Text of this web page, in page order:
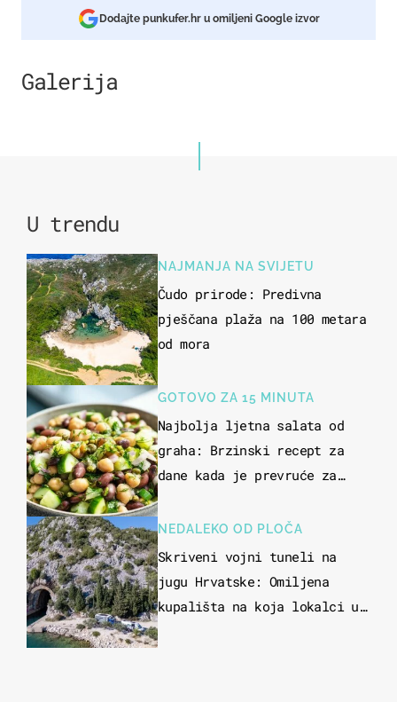
Dodajte punkufer.hr u omiljeni Google izvor
Galerija
U trendu
NAJMANJA NA SVIJETU
Čudo prirode: Predivna
pješčana plaža na 100 metara
od mora
GOTOVO ZA 15 MINUTA
Najbolja ljetna salata od
graha: Brzinski recept za
dane kada je prevruće za
NEDALEKO OD PLOČA
Skriveni vojni tuneli na
jugu Hrvatske: Omiljena
kupališta na koja lokalci u